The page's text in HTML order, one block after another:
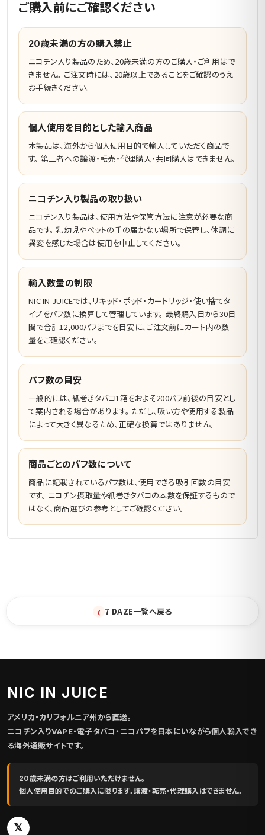
ご購入前にご確認ください
20歳未満の方の購入禁止
ニコチン入り製品のため、20歳未満の方のご購入・ご利用はで
きません。 ご注文時には、20歳以上であることをご確認のうえ
お手続きください。
個人使用を目的とした輸入商品
本製品は、海外から個人使用目的で輸入していただく商品で
す。 第三者への譲渡・転売・代理購入・共同購入はできません。
ニコチン入り製品の取り扱い
ニコチン入り製品は、使用方法や保管方法に注意が必要な商
品です。 乳幼児やペットの手の届かない場所で保管し、体調に
異変を感じた場合は使用を中止してください。
輸入数量の制限
NIC IN JUICEでは、リキッド・ポッド・カートリッジ・使い捨てタ
イプをパフ数に換算して管理しています。 最終購入日から30日
間で合計12,000パフまでを目安に、ご注文前にカート内の数
量をご確認ください。
パフ数の目安
一般的には、紙巻きタバコ1箱をおよそ200パフ前後の目安とし
て案内される場合があります。 ただし、吸い方や使用する製品
によって大きく異なるため、正確な換算ではありません。
商品ごとのパフ数について
商品に記載されているパフ数は、使用できる吸引回数の目安
です。 ニコチン摂取量や紙巻きタバコの本数を保証するもので
はなく、商品選びの参考としてご確認ください。
‹ 7 DAZE一覧へ戻る
NIC IN JUICE
アメリカ・カリフォルニア州から直送。
ニコチン入りVAPE・電子タバコ・ニコパフを日本にいながら個人輸入でき
る海外通販サイトです。
20歳未満の方はご利用いただけません。
個人使用目的でのご購入に限ります。譲渡・転売・代理購入はできません。
𝕏